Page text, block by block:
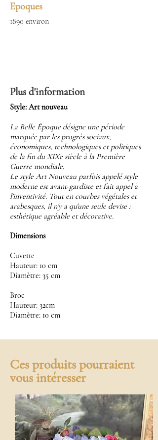
Epoques
1890 environ
Plus d'information
Style: Art nouveau
La Belle Époque désigne une période
marquée par les progrès sociaux,
économiques, technologiques et politiques
de la fin du XIXe siècle à la Première
Guerre mondiale.
Le style Art Nouveau parfois appelé style
moderne est avant-gardiste et fait appel à
l'inventivité. Tout en courbes végétales et
arabesques, il n'y a qu'une seule devise :
esthétique agréable et décorative.
Dimensions
Cuvette
Hauteur: 10 cm
Diamètre: 35 cm
Broc
Hauteur: 32cm
Diamètre: 10 cm
Ces produits pourraient
vous intéresser